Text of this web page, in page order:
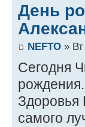
День
NEFTO »
Сегодня
рождения.
Здоровья
самого